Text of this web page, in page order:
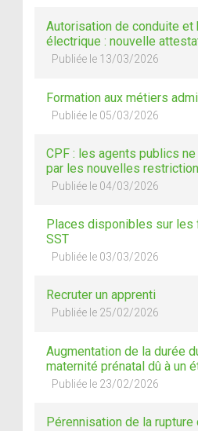
Autorisation de conduite et
électrique : nouvelle
Publiée le 13/03/2026
Formation aux métiers
Publiée le 05/03/2026
CPF : les agents publics
par les nouvelles
Publiée le 04/03/2026
Places disponibles sur les
SST
Publiée le 03/03/2026
Recruter un apprenti
Publiée le 25/02/2026
Augmentation de la durée
maternité prénatal dû à un
Publiée le 23/02/2026
Pérennisation de la rupture